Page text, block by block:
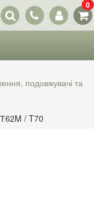
Наші
контакти
0
подовжувачі та
/ T70